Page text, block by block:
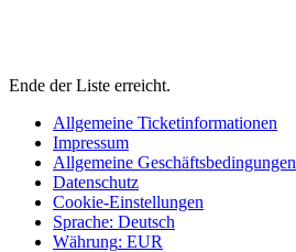
Ende der Liste erreicht.
Allgemeine Ticketinformationen
Impressum
Allgemeine Geschäftsbedingungen
Datenschutz
Cookie-Einstellungen
Sprache: Deutsch
Währung: EUR